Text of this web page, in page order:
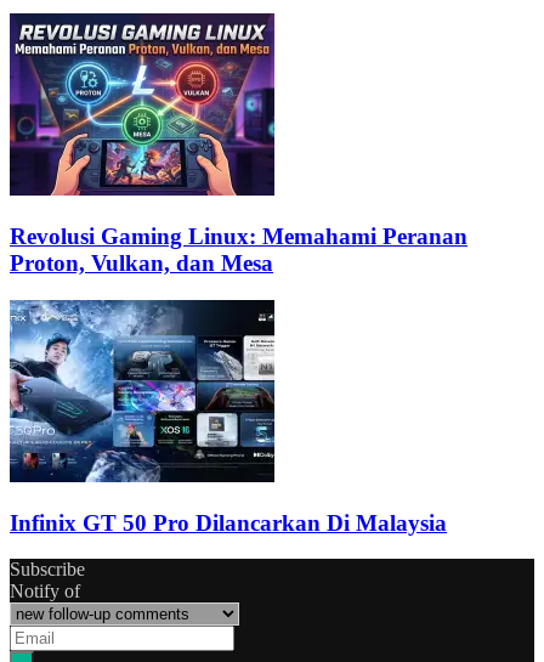
Revolusi Gaming Linux: Memahami Peranan
Proton, Vulkan, dan Mesa
Infinix GT 50 Pro Dilancarkan Di Malaysia
Subscribe
Notify of